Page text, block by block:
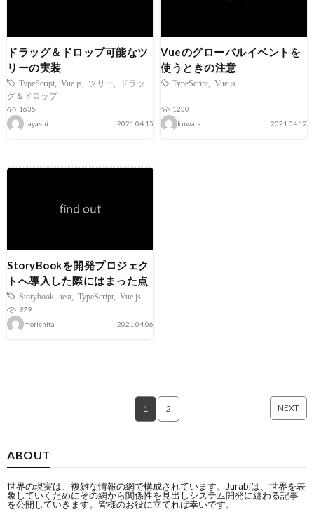
ドラッグ＆ドロップ可能なツ
リーの実装
TypeScript Vue.js ツリー
ドラッ
グ＆ドロップ
1635
hayashi
2021.04.15
Vueのグローバルイベントを
使うときの注意
TypeScript Vue.js
1230
kuwata
2021.04.12
StoryBookを開発プロジェク
トへ導入した際にはまった点
Storybook test TypeScript
Vue.js
979
morishita
2021.04.06
1 2 NEXT
ABOUT
世界の現実は、複雑な情報の網で構成されています。Jurabiは、世界を表
象していくためにその網から関係性を見出しシステム開発に纏わる記事
を公開していきます。皆様のお役に立てれば幸いです。